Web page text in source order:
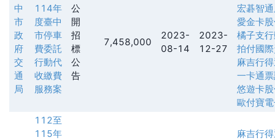
中
市
政
府
交
通
局
114年
度臺中
市停車
費委託
行動代
收繳費
服務案
公
開
招
標
公
告
7,458,000
2023-
08-14
2023-
12-27
宏碁智
愛金卡
橘子支
拍付國
麻吉行
一卡通
悠遊卡
歐付寶
112至
115年
麻吉行